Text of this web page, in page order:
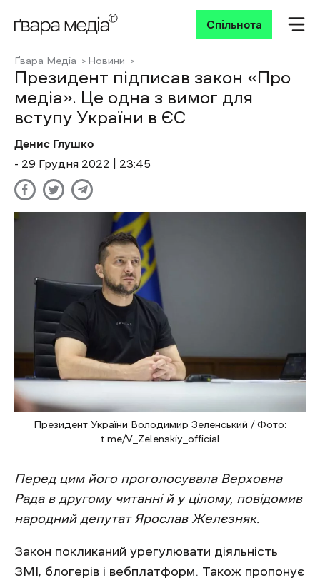
Спільнота
Ґвара Медіа Новини
Президент підписав закон «Про
медіа». Це одна з вимог для
вступу України в ЄС
Денис Глушко
- 29 Грудня 2022 | 23:45
Президент України Володимир Зеленський / Фото:
t.me/V_Zelenskiy_official
Перед цим його проголосувала Верховна
Рада в другому читанні й у цілому, повідомив
народний депутат Ярослав Желєзняк.
Закон покликаний урегулювати діяльність
ЗМІ, блогерів і вебплатформ. Також пропонує